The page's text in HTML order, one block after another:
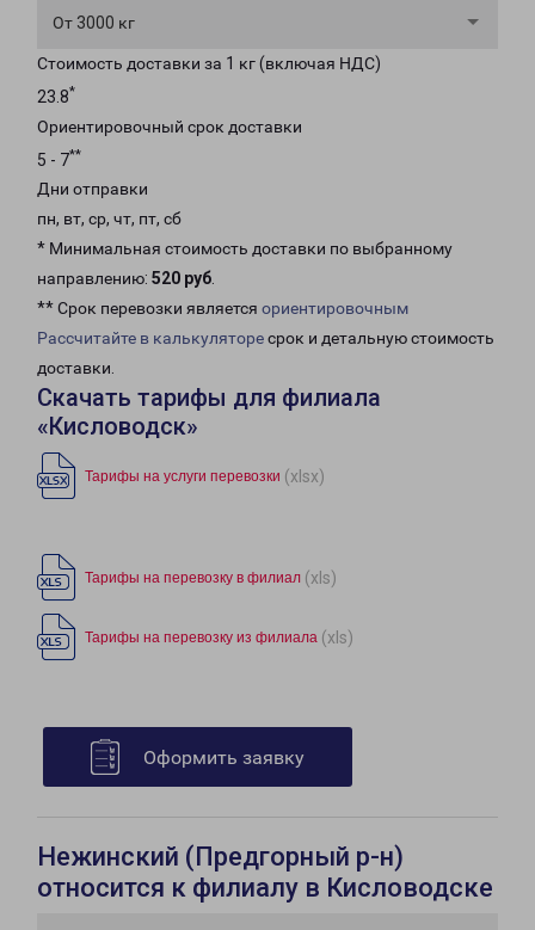
От 3000 кг
Стоимость доставки за 1 кг (включая НДС)
23.8*
Ориентировочный срок доставки
5 - 7**
Дни отправки
пн, вт, ср, чт, пт, сб
* Минимальная стоимость доставки по выбранному
направлению: 520 руб.
** Срок перевозки является ориентировочным
Рассчитайте в калькуляторесрок и детальную стоимость
доставки.
Скачать тарифы для филиала
«Кисловодск»
Тарифы на услуги перевозки (xlsx)
Тарифы на перевозку в филиал (xls)
Тарифы на перевозку из филиала (xls)
Оформить заявку
Нежинский (Предгорный р-н)
относится к филиалу в Кисловодске